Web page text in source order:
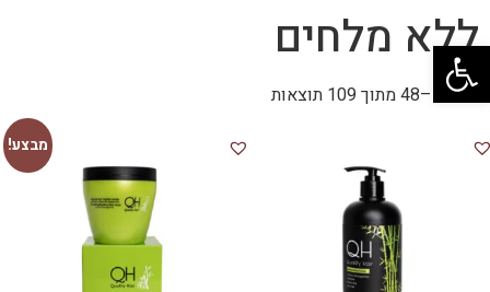
פתח סרגל נגישות
ללא מלחים
מציג 1–48 מתוך 109 תוצאות
מבצע!